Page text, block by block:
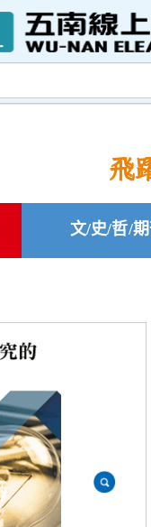
飛
文/史/哲/期